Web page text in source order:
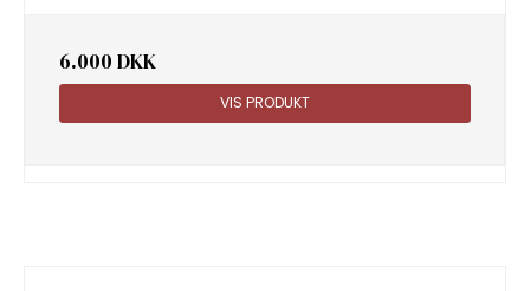
6.000 DKK
VIS PRODUKT